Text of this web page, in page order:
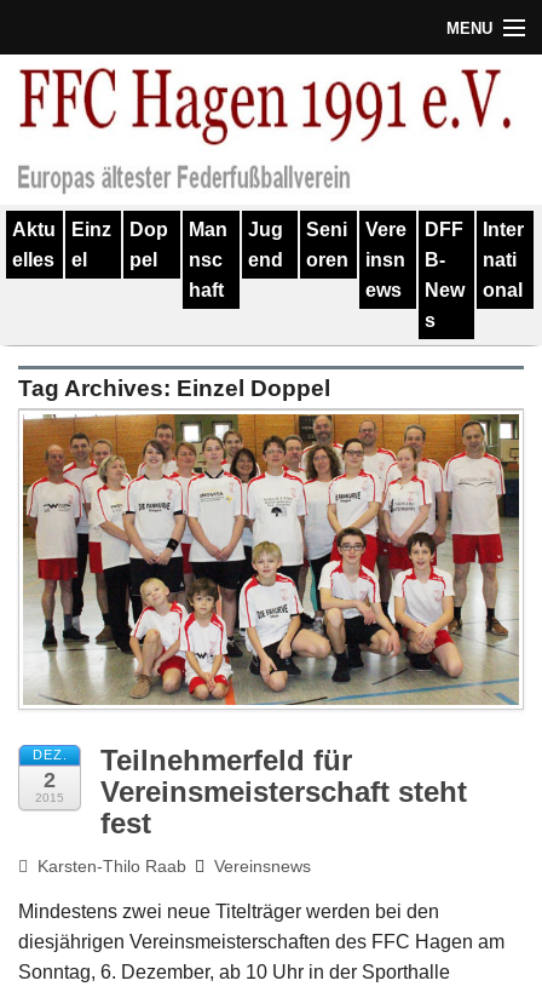
MENU
Termine
Verein
Geschichte
Training
Spieler
Kontakt
Links
Impressum
Aktu
elles
Einz
el
Dop
pel
Man
nsc
haft
Jug
end
Seni
oren
Vere
insn
ews
DFF
B-
New
s
Inter
nati
onal
Tag Archives: Einzel Doppel
DEZ.
2
2015
Teilnehmerfeld für
Vereinsmeisterschaft steht
fest
Karsten-Thilo Raab Vereinsnews
Mindestens zwei neue Titelträger werden bei den
diesjährigen Vereinsmeisterschaften des FFC Hagen am
Sonntag, 6. Dezember, ab 10 Uhr in der Sporthalle